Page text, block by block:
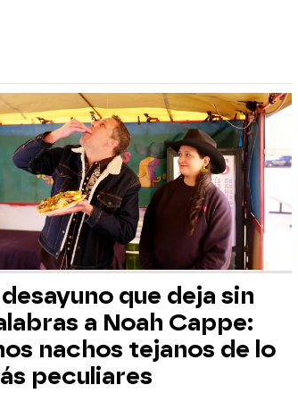
desayuno que deja sin
a Noah Cappe:
nachos tejanos de lo
peculiares